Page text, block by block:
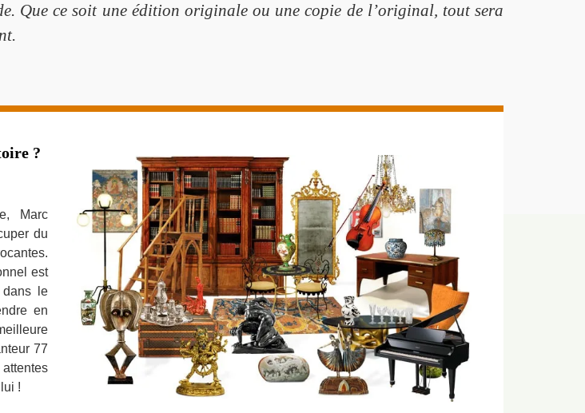
Que ce soit une édition originale ou une copie de l’original, tout sera
?
Marc
du
est
dans le
en
77
!